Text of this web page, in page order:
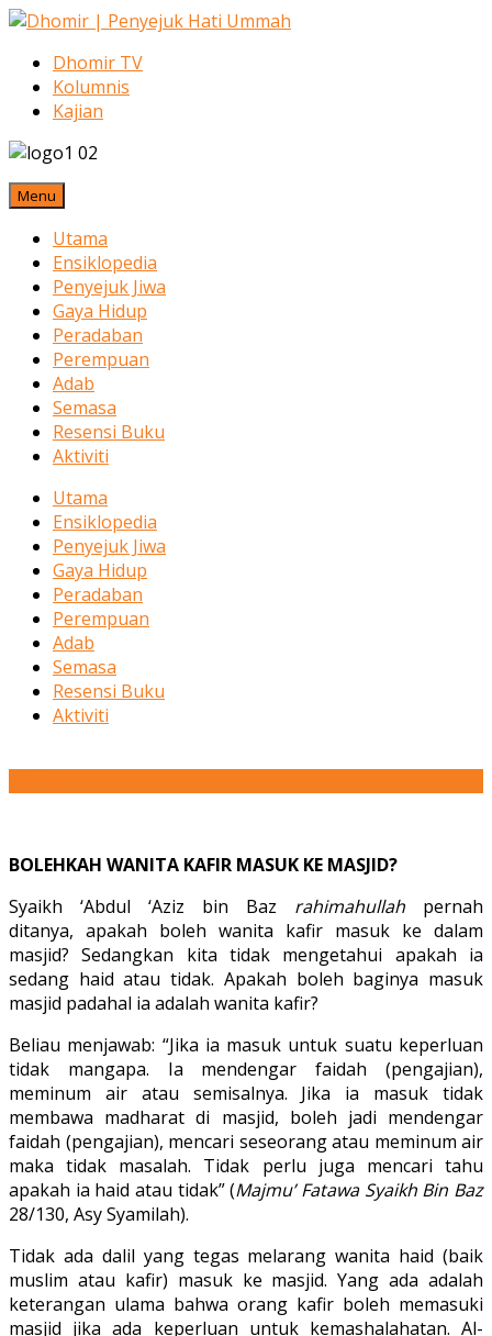
Dhomir TV
Kolumnis
Kajian
Menu
Utama
Ensiklopedia
Penyejuk Jiwa
Gaya Hidup
Peradaban
Perempuan
Adab
Semasa
Resensi Buku
Aktiviti
Utama
Ensiklopedia
Penyejuk Jiwa
Gaya Hidup
Peradaban
Perempuan
Adab
Semasa
Resensi Buku
Aktiviti
BOLEHKAH WANITA KAFIR MASUK KE MASJID?
Syaikh ‘Abdul ‘Aziz bin Baz rahimahullah pernah
ditanya, apakah boleh wanita kafir masuk ke dalam
masjid? Sedangkan kita tidak mengetahui apakah ia
sedang haid atau tidak. Apakah boleh baginya masuk
masjid padahal ia adalah wanita kafir?
Beliau menjawab: “Jika ia masuk untuk suatu keperluan
tidak mangapa. Ia mendengar faidah (pengajian),
meminum air atau semisalnya. Jika ia masuk tidak
membawa madharat di masjid, boleh jadi mendengar
faidah (pengajian), mencari seseorang atau meminum air
maka tidak masalah. Tidak perlu juga mencari tahu
apakah ia haid atau tidak” (Majmu’ Fatawa Syaikh Bin Baz
28/130, Asy Syamilah).
Tidak ada dalil yang tegas melarang wanita haid (baik
muslim atau kafir) masuk ke masjid. Yang ada adalah
keterangan ulama bahwa orang kafir boleh memasuki
masjid jika ada keperluan untuk kemashalahatan. Al-